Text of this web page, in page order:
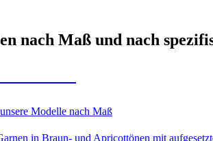
nach Maß und nach
Modelle nach Maß